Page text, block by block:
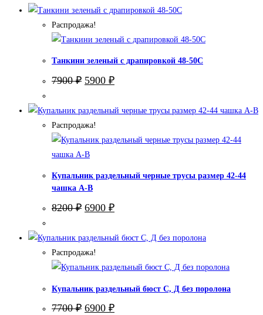
Распродажа!
Танкини зеленый с драпировкой 48-50С
7900₽ Первоначальная
цена
7900 ₽.
5900 ₽Текущая
цена:
Распродажа!
Купальник раздельный черные трусы размер 42-44
чашка А-В
8200₽ Первоначальная
8200 ₽.
6900 ₽Текущая
Распродажа!
Купальник раздельный бюст С, Д без поролона
7700₽ Первоначальная
6900 ₽Текущая